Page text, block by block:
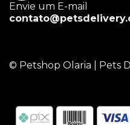
Envie um E-mail
© Petshop Olaria | Pets